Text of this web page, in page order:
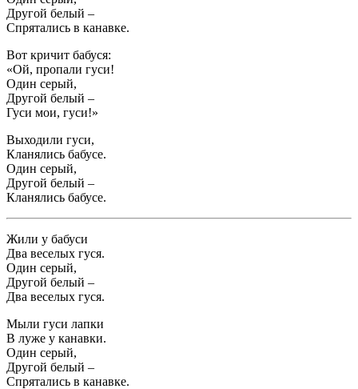
Другой белый –
Спрятались в канавке.
Вот кричит бабуся:
«Ой, пропали гуси!
Один серый,
Другой белый –
Гуси мои, гуси!»
Выходили гуси,
Кланялись бабусе.
Один серый,
Другой белый –
Кланялись бабусе.
Жили у бабуси
Два веселых гуся.
Один серый,
Другой белый –
Два веселых гуся.
Мыли гуси лапки
В луже у канавки.
Один серый,
Другой белый –
Спрятались в канавке.